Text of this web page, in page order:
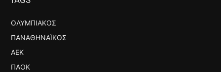
ΟΛΥΜΠΙΑΚΌΣ
ΠΑΝΑΘΗΝΑΪΚΌΣ
ΑΕΚ
ΠΑΟΚ